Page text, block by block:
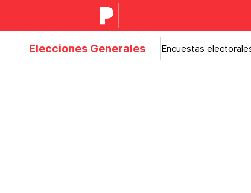
Elecciones Generales Encuestas